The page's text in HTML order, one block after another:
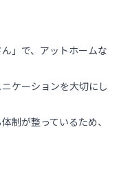
」で、アットホームな
ケーションを大切にし
制が整っているため、